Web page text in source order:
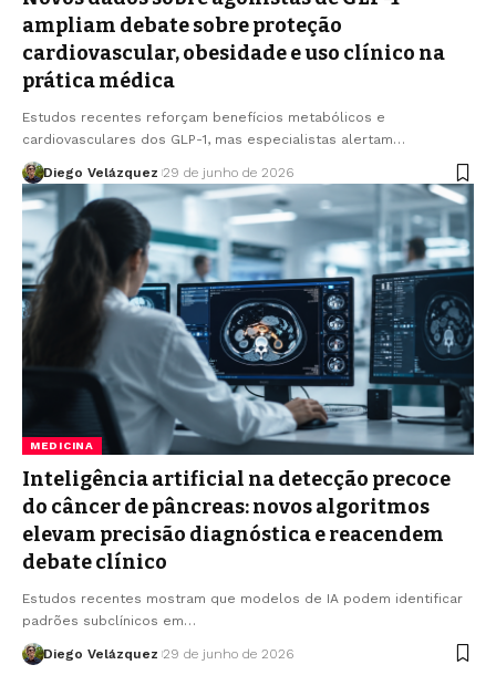
ampliam debate sobre proteção
cardiovascular, obesidade e uso clínico na
prática médica
Estudos recentes reforçam benefícios metabólicos e
cardiovasculares dos GLP-1, mas especialistas alertam…
Diego Velázquez 29 de junho de 2026
MEDICINA
Inteligência artificial na detecção precoce
do câncer de pâncreas: novos algoritmos
elevam precisão diagnóstica e reacendem
debate clínico
Estudos recentes mostram que modelos de IA podem identificar
padrões subclínicos em…
Diego Velázquez 29 de junho de 2026